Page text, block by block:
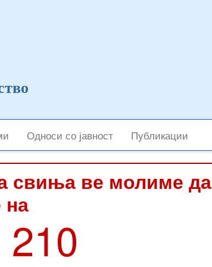
Односи со јавност Публикации
свиња ве молиме да
на